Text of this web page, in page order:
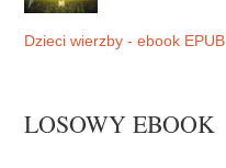
Dzieci wierzby - ebook EPUB
LOSOWY EBOOK